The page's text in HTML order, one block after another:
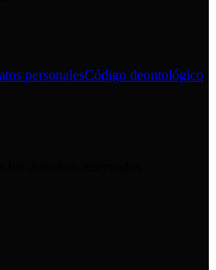
personalesCódigo deontológico